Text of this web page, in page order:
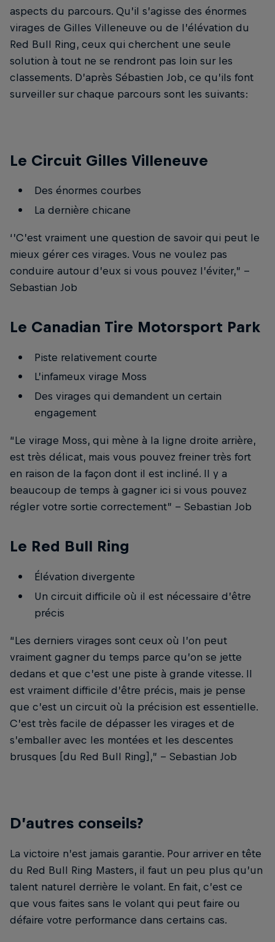
aspects du parcours. Qu’il s’agisse des énormes
virages de Gilles Villeneuve ou de l’élévation du
Red Bull Ring, ceux qui cherchent une seule
solution à tout ne se rendront pas loin sur les
classements. D’après Sébastien Job, ce qu’ils font
surveiller sur chaque parcours sont les suivants:
Le Circuit Gilles Villeneuve
Des énormes courbes
La dernière chicane
‘’C’est vraiment une question de savoir qui peut le
mieux gérer ces virages. Vous ne voulez pas
conduire autour d’eux si vous pouvez l’éviter,” --
Sebastian Job
Le Canadian Tire Motorsport Park
Piste relativement courte
L’infameux virage Moss
Des virages qui demandent un certain
engagement
“Le virage Moss, qui mène à la ligne droite arrière,
est très délicat, mais vous pouvez freiner très fort
en raison de la façon dont il est incliné. Il y a
beaucoup de temps à gagner ici si vous pouvez
régler votre sortie correctement” -- Sebastian Job
Le Red Bull Ring
Élévation divergente
Un circuit difficile où il est nécessaire d’être
précis
“Les derniers virages sont ceux où l’on peut
vraiment gagner du temps parce qu’on se jette
dedans et que c’est une piste à grande vitesse. Il
est vraiment difficile d’être précis, mais je pense
que c’est un circuit où la précision est essentielle.
C’est très facile de dépasser les virages et de
s’emballer avec les montées et les descentes
brusques [du Red Bull Ring],” -- Sebastian Job
D’autres conseils?
La victoire n’est jamais garantie. Pour arriver en tête
du Red Bull Ring Masters, il faut un peu plus qu’un
talent naturel derrière le volant. En fait, c’est ce
que vous faites sans le volant qui peut faire ou
défaire votre performance dans certains cas.